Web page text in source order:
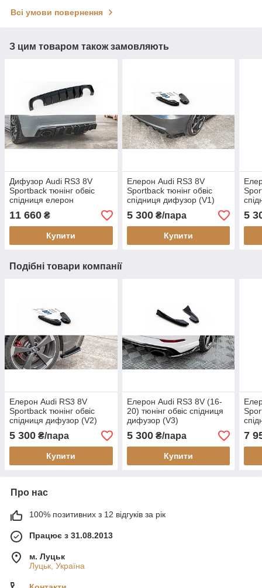
Всі умови повернення
З цим товаром також замовляють
Дифузор Audi RS3 8V
Sportback тюнінг обвіс
спідниця елерон
11 660 ₴
Купити
Елерон Audi RS3 8V
Sportback тюнінг обвіс
спідниця дифузор (V1)
5 300₴/пара
Купити
5
Подібні товари компанії
Елерон Audi RS3 8V
Sportback тюнінг обвіс
спідниця дифузор (V2)
5 300 ₴/пара
Купити
Елерон Audi RS3 8V (16-
20) тюнінг обвіс спідниця
дифузор (V3)
5 300₴/пара
Купити
7
Про нас
100% позитивних з 12 відгуків за рік
Працює з 31.08.2013
м. Луцьк
Луцьк, Україна